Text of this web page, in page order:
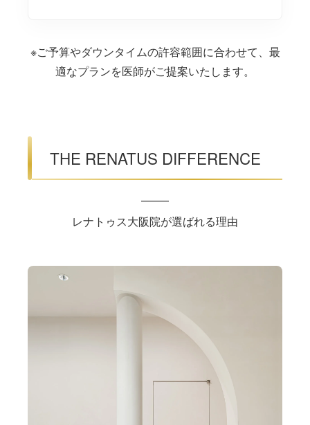
※ご予算やダウンタイムの許容範囲に合わせて、最
適なプランを医師がご提案いたします。
THE RENATUS DIFFERENCE
レナトゥス大阪院が選ばれる理由